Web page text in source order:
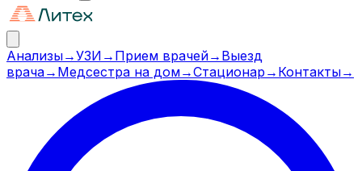
Анализы→УЗИ → Прием врачей→ Выезд
врача→ Медсестра на дом→Стационар → Контакты→